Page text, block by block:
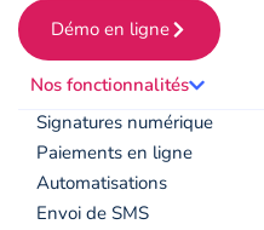
Démo en ligne
Nos fonctionnalités
Signatures numérique
Paiements en ligne
Automatisations
Envoi de SMS